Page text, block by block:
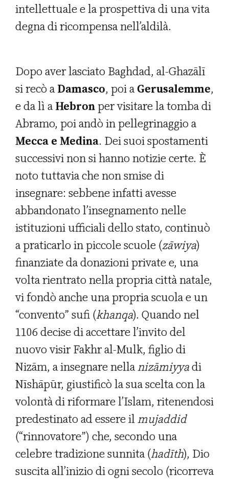
intellettuale e la prospettiva di una vita
degna di ricompensa nell’aldilà.
Dopo aver lasciato Baghdad, al-Ghazālī
si recò aDamasco, poi aGerusalemme,
e da lì aHebronper visitare la tomba di
Abramo, poi andò in pellegrinaggio a
Mecca e Medina. Dei suoi spostamenti
successivi non si hanno notizie certe. È
noto tuttavia che non smise di
insegnare: sebbene infatti avesse
abbandonato l’insegnamento nelle
istituzioni ufficiali dello stato, continuò
a praticarlo in piccole scuole (zāwiya)
finanziate da donazioni private e, una
volta rientrato nella propria città natale,
vi fondò anche una propria scuola e un
“convento” sufi (khanqa). Quando nel
1106 decise di accettare l’invito del
nuovo visir Fakhr al-Mulk, figlio di
Nizām, a insegnare nellanizāmiyyadi
Nīshāpūr, giustificò la sua scelta con la
volontà di riformare l’Islam, ritenendosi
predestinato ad essere ilmujaddid
(“rinnovatore”) che, secondo una
celebre tradizione sunnita (hadīth), Dio
suscita all’inizio di ogni secolo (ricorreva